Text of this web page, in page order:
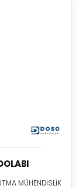
MÜHENDİSLİK